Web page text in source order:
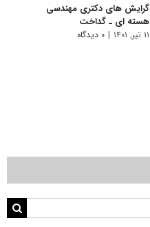
گرایش های دکتری مهندسی
هسته ای ـ ﮔﺪاﺧﺖ
۱۱ تیر, ۱۴۰۱ | ۰ دیدگاه